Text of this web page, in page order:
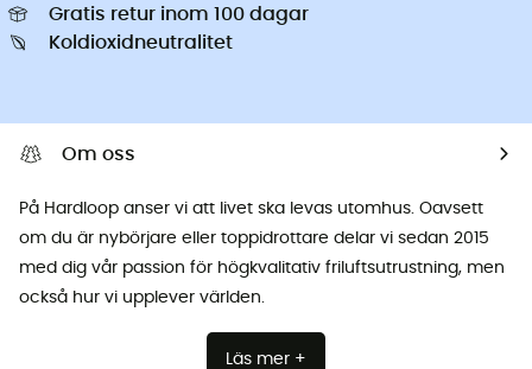
Gratis retur inom 100 dagar
Koldioxidneutralitet
Om oss
På Hardloop anser vi att livet ska levas utomhus. Oavsett
om du är nybörjare eller toppidrottare delar vi sedan 2015
med dig vår passion för högkvalitativ friluftsutrustning, men
också hur vi upplever världen.
Läs mer +